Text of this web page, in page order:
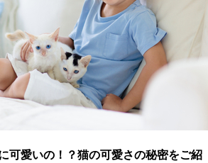
可愛いの！？猫の可愛さの秘密をご紹